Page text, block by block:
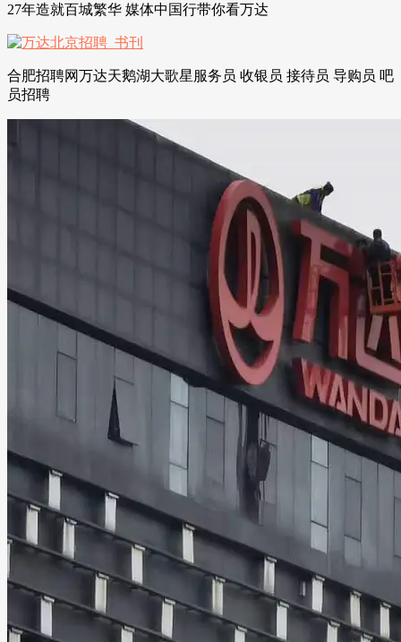
27年造就百城繁华 媒体中国行带你看万达
合肥招聘网万达天鹅湖大歌星服务员 收银员 接待员 导购员 吧
员招聘